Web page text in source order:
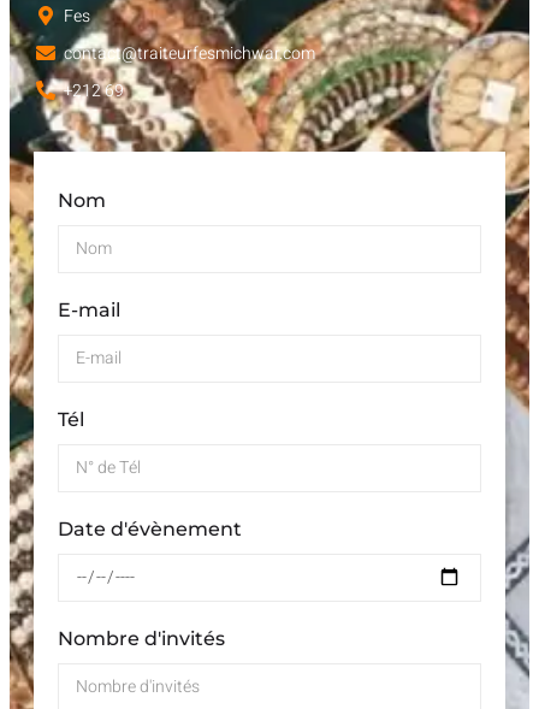
Nom
E-mail
Tél
Date d'évènement
Nombre d'invités
Fes
contact@traiteurfesmichwar.com
+212 69